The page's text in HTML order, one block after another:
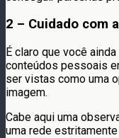
2 – Cuidado com
É claro que você
conteúdos pessoais
ser vistas como uma
imagem.
Cabe aqui uma
uma rede